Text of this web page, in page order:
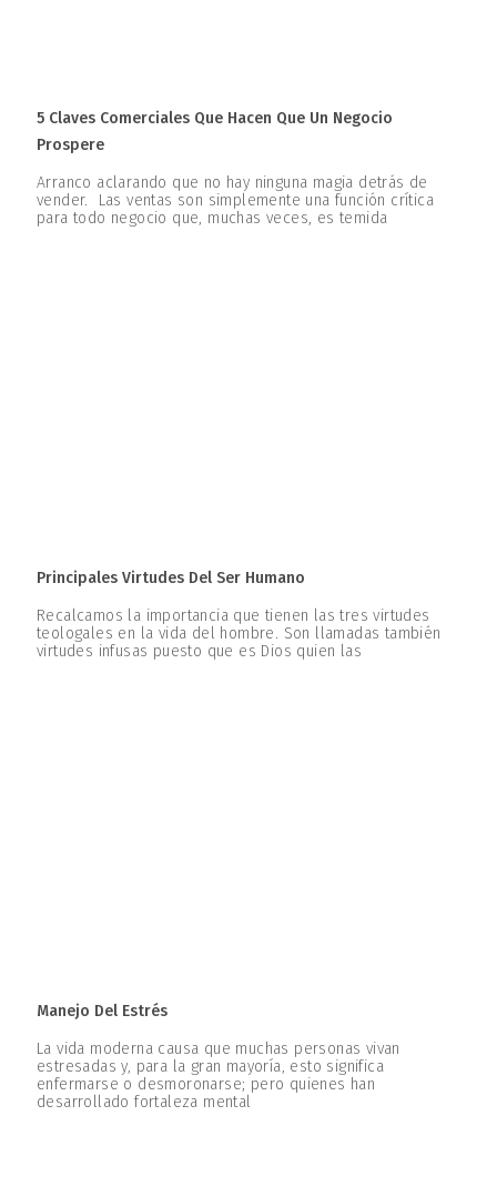
5 Claves Comerciales Que Hacen Que Un Negocio
Prospere
Arranco aclarando que no hay ninguna magia detrás de
vender. Las ventas son simplemente una función crítica
para todo negocio que, muchas veces, es temida
Principales Virtudes Del Ser Humano
Recalcamos la importancia que tienen las tres virtudes
teologales en la vida del hombre. Son llamadas también
virtudes infusas puesto que es Dios quien las
Manejo Del Estrés
La vida moderna causa que muchas personas vivan
estresadas y, para la gran mayoría, esto significa
enfermarse o desmoronarse; pero quienes han
desarrollado fortaleza mental